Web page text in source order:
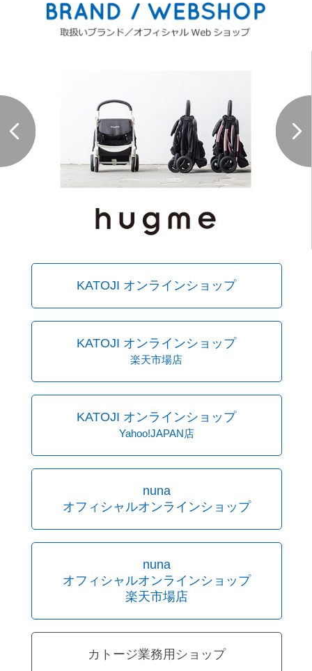
KATOJI オンラインショップ
KATOJI オンラインショップ
楽天市場店
KATOJI オンラインショップ
Yahoo!JAPAN店
nuna
オフィシャルオンラインショップ
nuna
オフィシャルオンラインショップ
楽天市場店
カトージ業務用ショップ